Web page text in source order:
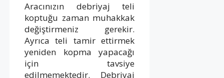
Aracınızın debriyaj teli
koptuğu zaman muhakkak
değiştirmeniz gerekir.
Ayrıca teli tamir ettirmek
yeniden kopma yapacağı
için tavsiye
edilmemektedir. Debriyaj